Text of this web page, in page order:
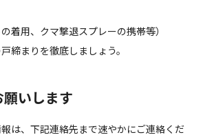
用、クマ撃退スプレーの携帯等）
締まりを徹底しましょう。
いします
は、下記連絡先まで速やかにご連絡くだ